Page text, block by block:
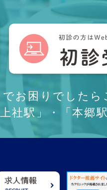
お困りでしたら
社駅」・「本郷